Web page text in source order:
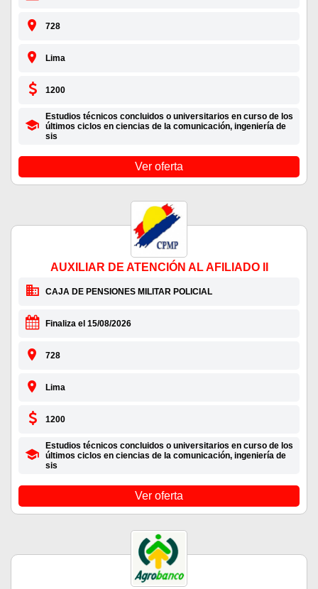
728
Lima
1200
Estudios técnicos concluidos o universitarios en curso de los
últimos ciclos en ciencias de la comunicación, ingeniería de
sis
Ver oferta
AUXILIAR DE ATENCIÓN AL AFILIADO II
CAJA DE PENSIONES MILITAR POLICIAL
Finaliza el 15/08/2026
728
Lima
1200
Estudios técnicos concluidos o universitarios en curso de los
últimos ciclos en ciencias de la comunicación, ingeniería de
sis
Ver oferta